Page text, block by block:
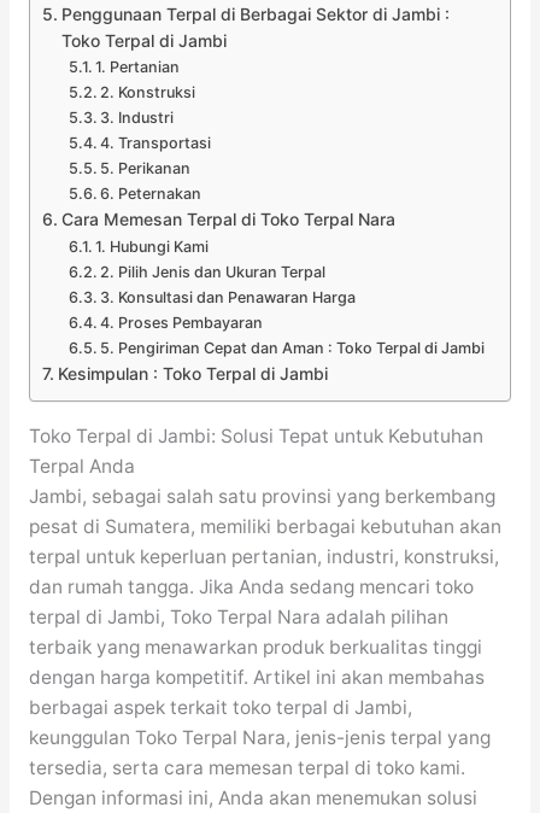
Penggunaan Terpal di Berbagai Sektor di Jambi :
Toko Terpal di Jambi
1. Pertanian
2. Konstruksi
3. Industri
4. Transportasi
5. Perikanan
6. Peternakan
Cara Memesan Terpal di Toko Terpal Nara
1. Hubungi Kami
2. Pilih Jenis dan Ukuran Terpal
3. Konsultasi dan Penawaran Harga
4. Proses Pembayaran
5. Pengiriman Cepat dan Aman : Toko Terpal di Jambi
Kesimpulan : Toko Terpal di Jambi
Toko Terpal di Jambi: Solusi Tepat untuk Kebutuhan
Terpal Anda
Jambi, sebagai salah satu provinsi yang berkembang
pesat di Sumatera, memiliki berbagai kebutuhan akan
terpal untuk keperluan pertanian, industri, konstruksi,
dan rumah tangga. Jika Anda sedang mencari toko
terpal di Jambi, Toko Terpal Nara adalah pilihan
terbaik yang menawarkan produk berkualitas tinggi
dengan harga kompetitif. Artikel ini akan membahas
berbagai aspek terkait toko terpal di Jambi,
keunggulan Toko Terpal Nara, jenis-jenis terpal yang
tersedia, serta cara memesan terpal di toko kami.
Dengan informasi ini, Anda akan menemukan solusi